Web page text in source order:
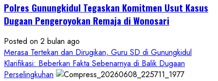
Polres Gunungkidul Tegaskan Komitmen Usut Kasus
Dugaan Pengeroyokan Remaja di Wonosari
Posted on 2 bulan ago
Merasa Tertekan dan Dirugikan, Guru SD di Gunungkidul
Klarifikasi: Beberkan Fakta Sebenarnya di Balik Dugaan
Perselingkuhan